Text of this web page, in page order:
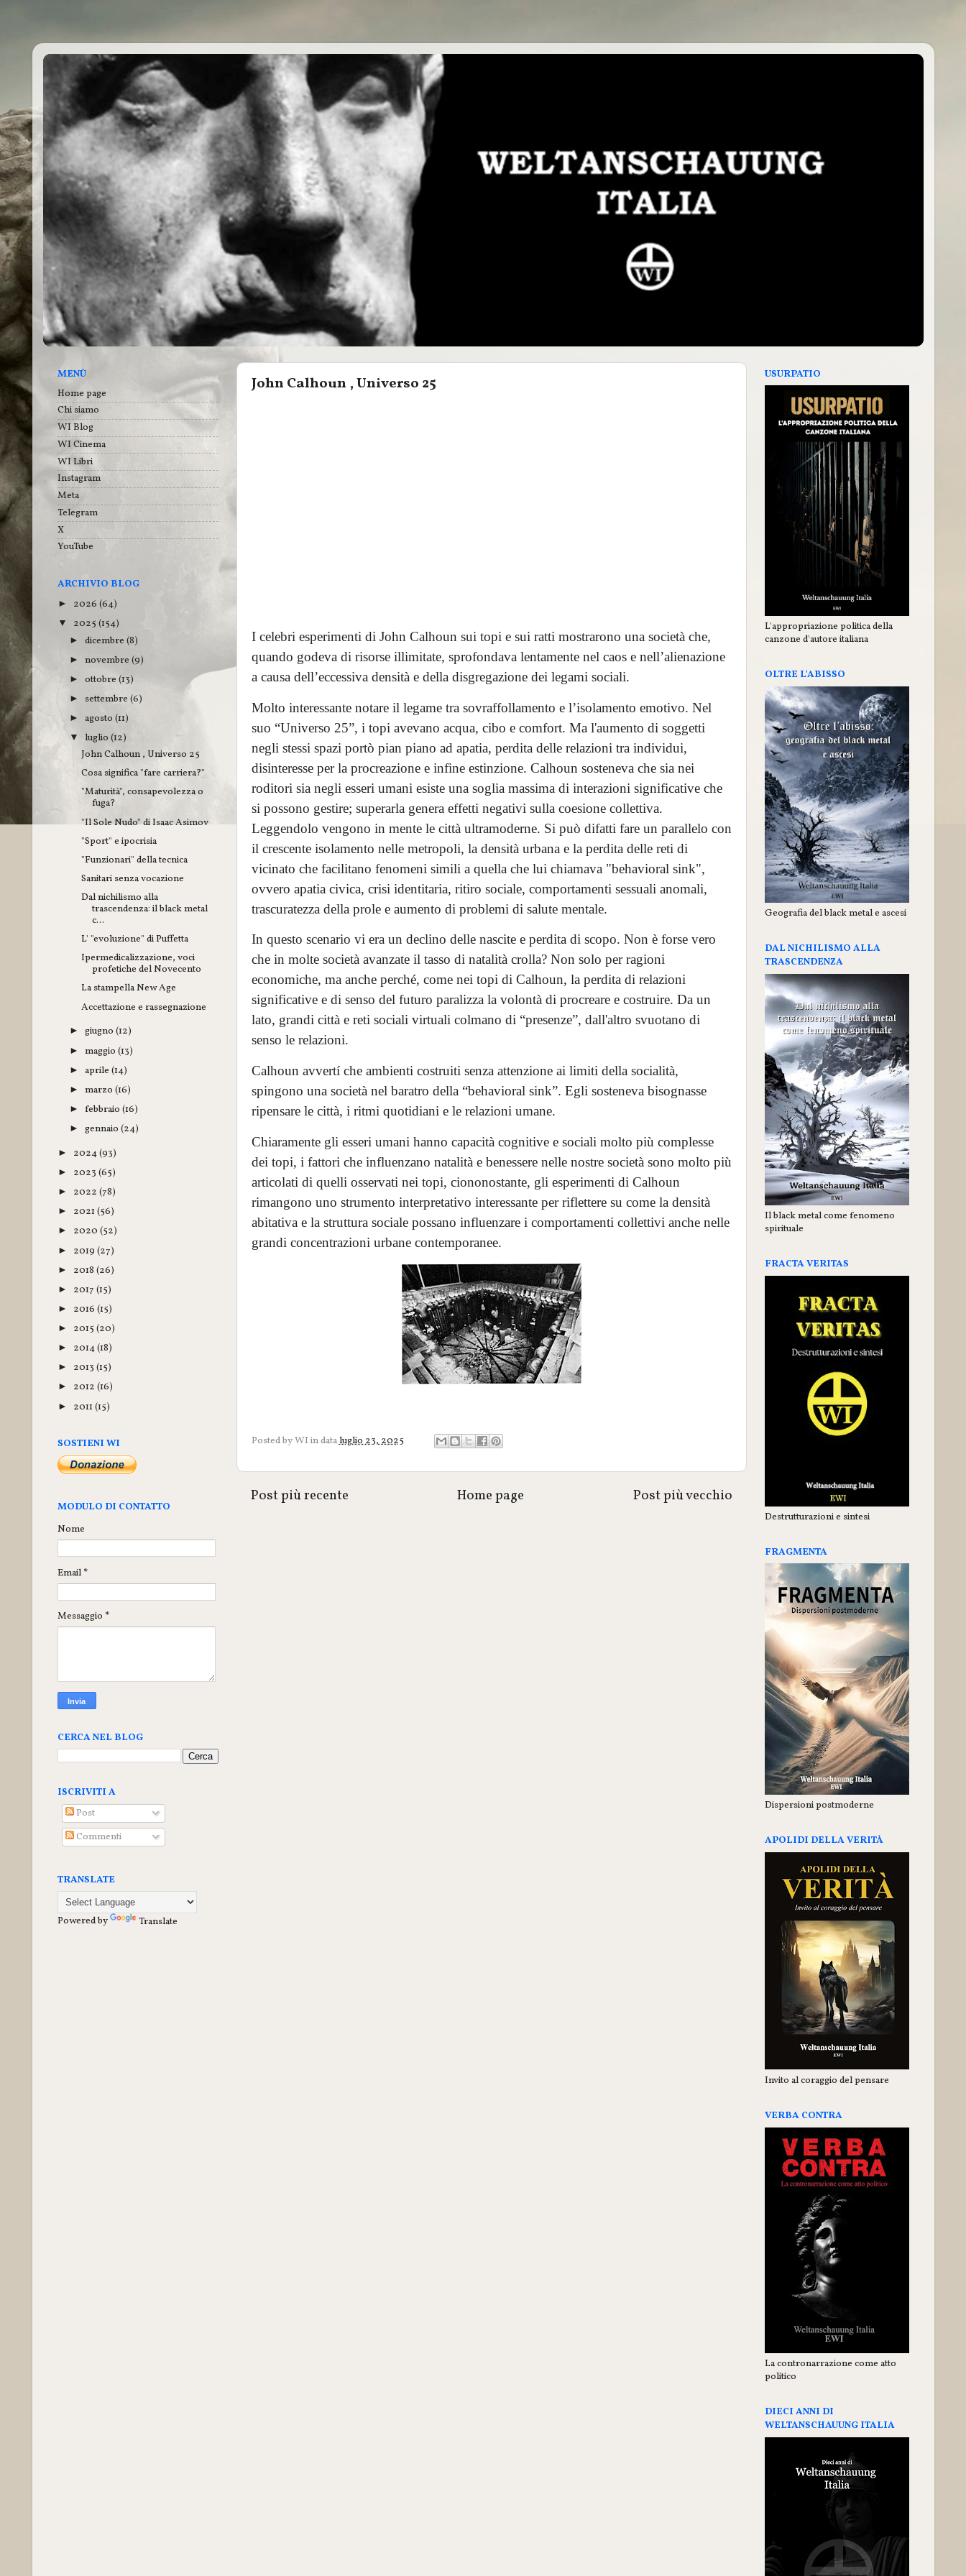
John Calhoun , Universo 25
I celebri esperimenti di John Calhoun sui topi e sui ratti mostrarono una società che,
quando godeva di risorse illimitate, sprofondava lentamente nel caos e nell’alienazione
a causa dell’eccessiva densità e della disgregazione dei legami sociali.
Molto interessante notare il legame tra sovraffollamento e l’isolamento emotivo. Nel
suo “Universo 25”, i topi avevano acqua, cibo e comfort. Ma l'aumento di soggetti
negli stessi spazi portò pian piano ad apatia, perdita delle relazioni tra individui,
disinteresse per la procreazione e infine estinzione. Calhoun sosteneva che sia nei
roditori sia negli esseri umani esiste una soglia massima di interazioni significative che
si possono gestire; superarla genera effetti negativi sulla coesione collettiva.
Leggendolo vengono in mente le città ultramoderne. Si può difatti fare un parallelo con
il crescente isolamento nelle metropoli, la densità urbana e la perdita delle reti di
vicinato che facilitano fenomeni simili a quella che lui chiamava "behavioral sink",
ovvero apatia civica, crisi identitaria, ritiro sociale, comportamenti sessuali anomali,
trascuratezza della prole e aumento di problemi di salute mentale.
In questo scenario vi era un declino delle nascite e perdita di scopo. Non è forse vero
che in molte società avanzate il tasso di natalità crolla? Non solo per ragioni
economiche, ma anche perché, come nei topi di Calhoun, la perdita di relazioni
significative e di senso del futuro paralizza la volontà di procreare e costruire. Da un
lato, grandi città e reti sociali virtuali colmano di “presenze”, dall'altro svuotano di
senso le relazioni.
Calhoun avvertí che ambienti costruiti senza attenzione ai limiti della socialità,
spingono una società nel baratro della “behavioral sink”. Egli sosteneva bisognasse
ripensare le città, i ritmi quotidiani e le relazioni umane.
Chiaramente gli esseri umani hanno capacità cognitive e sociali molto più complesse
dei topi, i fattori che influenzano natalità e benessere nelle nostre società sono molto più
articolati di quelli osservati nei topi, ciononostante, gli esperimenti di Calhoun
rimangono uno strumento interpretativo interessante per riflettere su come la densità
abitativa e la struttura sociale possano influenzare i comportamenti collettivi anche nelle
grandi concentrazioni urbane contemporanee.
Posted byWI in dataluglio 23, 2025
Post più recente Post più vecchio
Home page
MENÙ
Home page
Chi siamo
WI Blog
WI Cinema
WI Libri
Instagram
Meta
Telegram
X
YouTube
ARCHIVIO BLOG
► 2026 (64)
▼ 2025 (154)
► dicembre (8)
► novembre (9)
► ottobre (13)
► settembre (6)
► agosto (11)
▼ luglio (12)
John Calhoun , Universo 25
Cosa significa "fare carriera?"
"Maturità", consapevolezza o
fuga?
"Il Sole Nudo" di Isaac Asimov
"Sport" e ipocrisia
"Funzionari" della tecnica
Sanitari senza vocazione
Dal nichilismo alla
trascendenza: il black metal
c...
L' "evoluzione" di Puffetta
Ipermedicalizzazione, voci
profetiche del Novecento
La stampella New Age
Accettazione e rassegnazione
► giugno (12)
► maggio (13)
► aprile (14)
► marzo (16)
► febbraio (16)
► gennaio (24)
► 2024(93)
► 2023 (65)
► 2022 (78)
► 2021 (56)
► 2020 (52)
► 2019 (27)
► 2018 (26)
► 2017 (15)
► 2016 (15)
► 2015 (20)
► 2014(18)
► 2013 (15)
► 2012 (16)
► 2011 (15)
SOSTIENI WI
MODULO DI CONTATTO
Nome
Email *
Messaggio *
CERCA NEL BLOG
ISCRIVITI A
Post
Commenti
TRANSLATE
Powered by Translate
USURPATIO
L'appropriazione politica della
canzone d'autore italiana
OLTRE L'ABISSO
Geografia del black metal e ascesi
DAL NICHILISMO ALLA
TRASCENDENZA
Il black metal come fenomeno
spirituale
FRACTA VERITAS
Destrutturazioni e sintesi
FRAGMENTA
Dispersioni postmoderne
APOLIDI DELLA VERITÀ
Invito al coraggio del pensare
VERBA CONTRA
La contronarrazione come atto
politico
DIECI ANNI DI
WELTANSCHAUUNG ITALIA